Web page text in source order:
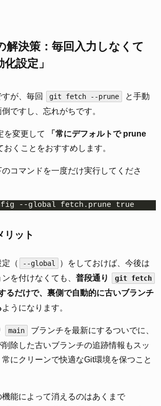
解決策：毎回入力しなくて
設定」
すが、毎回 git fetch --prune
と手動
ですし、忘れがちです。
を変更して
「常にデフォルトで prune
おくことをおすすめします。
コマンドを一度だけ実行してくださ
--global fetch.prune true
リット
（ --global
）をしておけば、今後は
を付けなくても、 普段通り
git fetch
るだけで、裏側で自動的に古いブランチ
ようになります。
main
ブランチを最新にするついでに、
除した古いブランチの追跡情報もスッ
にクリーンで快適なGit環境を保つこと
能によって消えるのはあくまで